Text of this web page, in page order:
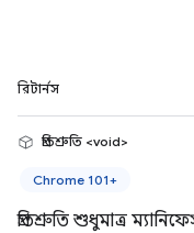
রিটার্নস
প্রতিশ্রুতি <void>
Chrome 101+
প্রতিশ্রুতি শুধুমাত্র